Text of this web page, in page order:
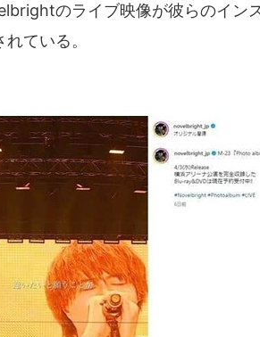
のライブ映像が彼らのイン
ている。